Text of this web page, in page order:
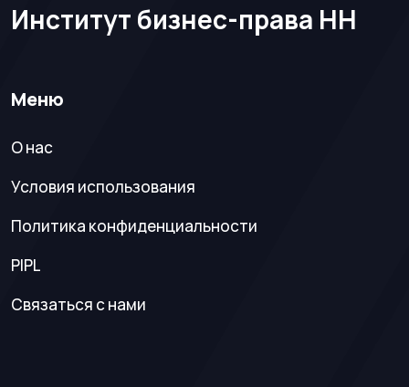
Институт бизнес-права НН
Меню
О нас
Условия использования
Политика конфиденциальности
PIPL
Связаться с нами